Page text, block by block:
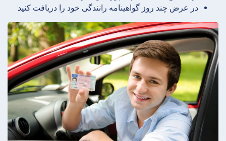
در عرض چند روز گواهینامه رانندگی خود را دریافت کنید